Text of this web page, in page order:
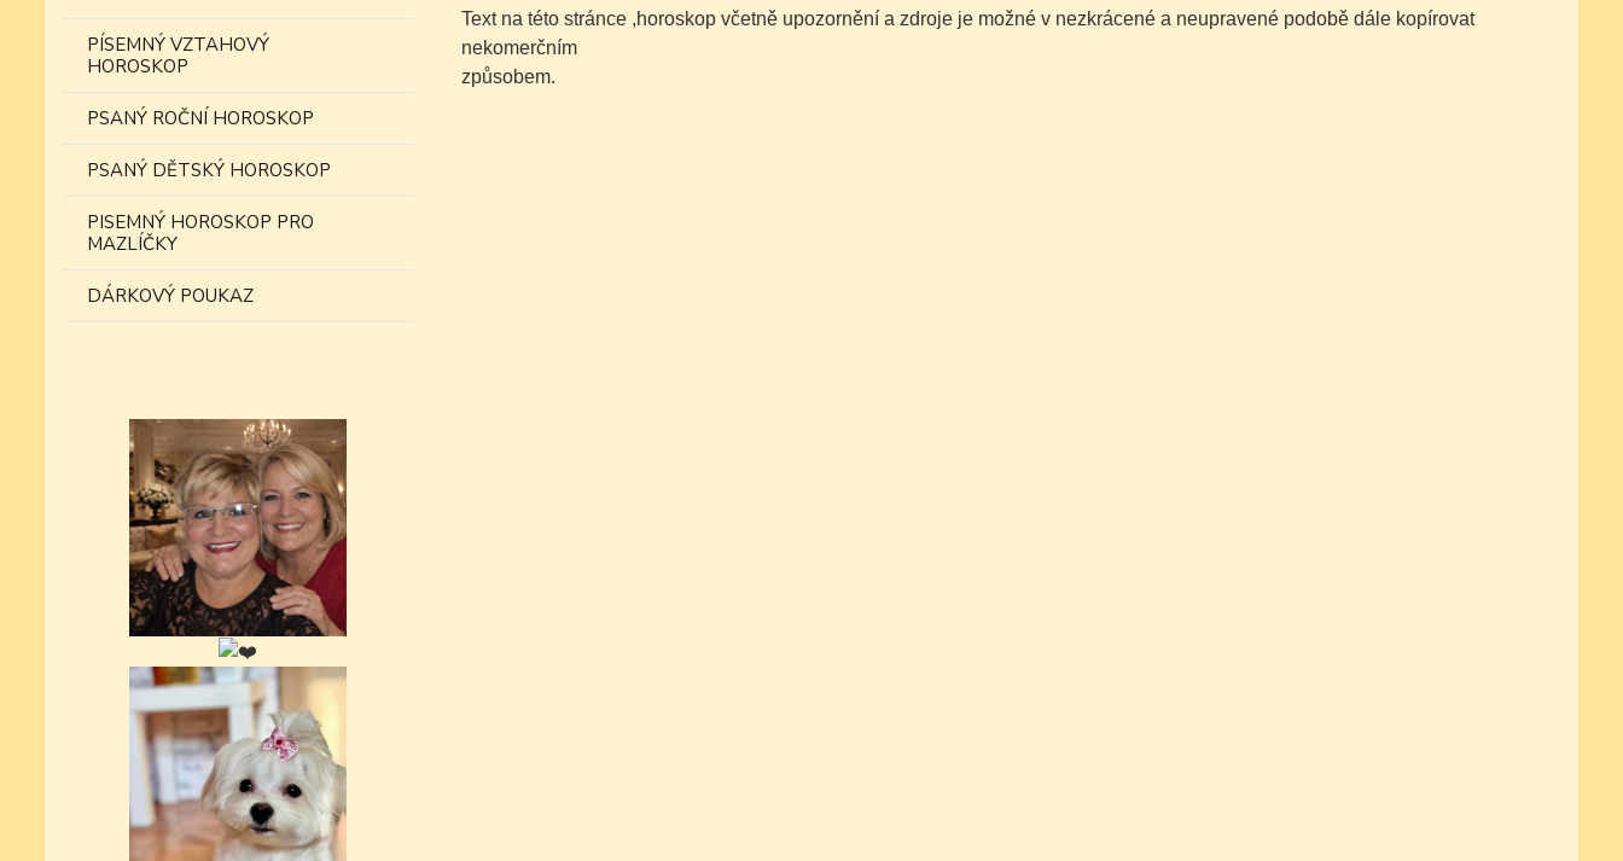
PÍSEMNÝ VZTAHOVÝ
HOROSKOP
PSANÝ ROČNÍ HOROSKOP
PSANÝ DĚTSKÝ HOROSKOP
PISEMNÝ HOROSKOP PRO
MAZLÍČKY
DÁRKOVÝ POUKAZ
Text na této stránce ,horoskop včetně upozornění a zdroje je možné v nezkrácené a neupravené podobě dále kopírovat
nekomerčním
způsobem.